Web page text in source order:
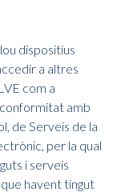
dispositius
a altres
com a
amb
de Serveis de la
per la qual
i serveis
havent tingut